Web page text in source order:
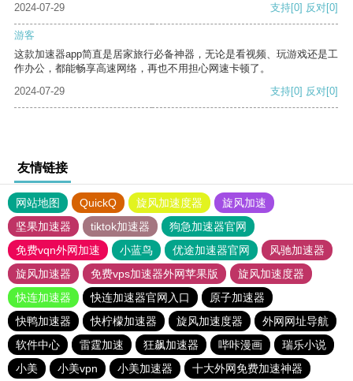
2024-07-29 支持[0] 反对[0]
游客
这款加速器app简直是居家旅行必备神器，无论是看视频、玩游戏还是工
作办公，都能畅享高速网络，再也不用担心网速卡顿了。
2024-07-29
支持[0] 反对[0]
友情链接
网站地图 QuickQ 旋风加速度器
旋风加速
坚果加速器
tiktok加速器
狗急加速器官网
免费vqn外网加速
小蓝鸟 优途加速器官网
风驰加速器
旋风加速器
免费vps加速器外网苹果版
旋风加速度器
快连加速器
快连加速器官网入口
原子加速器
快鸭加速器
快柠檬加速器 旋风加速度器
外网网址导航
软件中心
雷霆加速 狂飙加速器 哔咔漫画
瑞乐小说
小美
小美vpn 小美加速器
十大外网免费加速神器